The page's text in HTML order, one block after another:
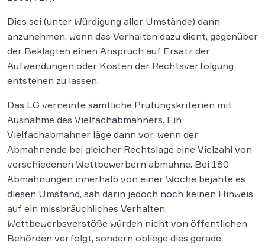
Dies sei (unter Würdigung aller Umstände) dann
anzunehmen, wenn das Verhalten dazu dient, gegenüber
der Beklagten einen Anspruch auf Ersatz der
Aufwendungen oder Kosten der Rechtsverfolgung
entstehen zu lassen.
Das LG verneinte sämtliche Prüfungskriterien mit
Ausnahme des Vielfachabmahners. Ein
Vielfachabmahner läge dann vor, wenn der
Abmahnende bei gleicher Rechtslage eine Vielzahl von
verschiedenen Wettbewerbern abmahne. Bei 180
Abmahnungen innerhalb von einer Woche bejahte es
diesen Umstand, sah darin jedoch noch keinen Hinweis
auf ein missbräuchliches Verhalten.
Wettbewerbsverstöße würden nicht von öffentlichen
Behörden verfolgt, sondern obliege dies gerade